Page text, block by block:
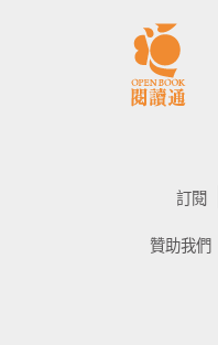
訂閱
贊助我們